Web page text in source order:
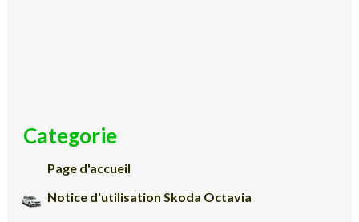
Categorie
Page d'accueil
Notice d'utilisation Skoda Octavia